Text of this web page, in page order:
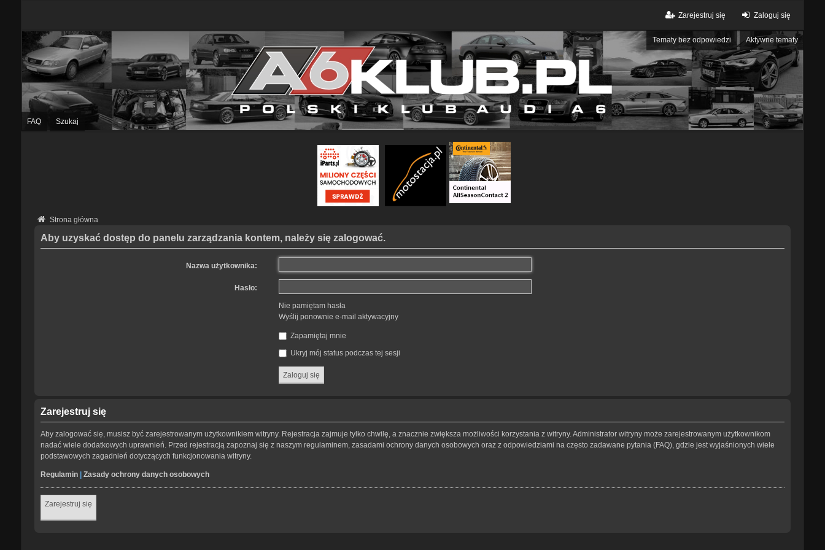
Zaloguj się
Zarejestruj się
Tematy bez odpowiedzi Aktywne tematy
FAQ Szukaj
Strona główna
Aby uzyskać dostęp do panelu zarządzania kontem, należy się zalogować.
Nazwa użytkownika:
Hasło:
Nie pamiętam hasła
Wyślij ponownie e-mail aktywacyjny
Zapamiętaj mnie
Ukryj mój status podczas tej sesji
Zarejestruj się
Aby zalogować się, musisz być zarejestrowanym użytkownikiem witryny. Rejestracja zajmuje tylko chwilę, a znacznie zwiększa możliwości korzystania z witryny. Administrator witryny może zarejestrowanym użytkownikom
nadać wiele dodatkowych uprawnień. Przed rejestracją zapoznaj się z naszym regulaminem, zasadami ochrony danych osobowych oraz z odpowiedziami na często zadawane pytania (FAQ), gdzie jest wyjaśnionych wiele
podstawowych zagadnień dotyczących funkcjonowania witryny.
Regulamin| Zasady ochrony danych osobowych
Zarejestruj się